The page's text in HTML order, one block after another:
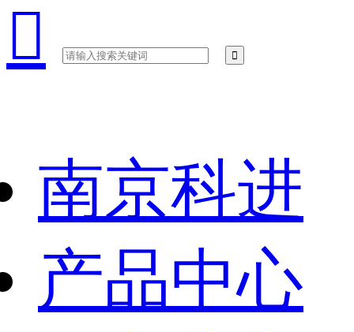

南京科进
产品中心